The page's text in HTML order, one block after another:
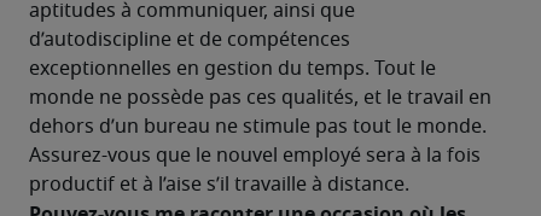
aptitudes à communiquer, ainsi que
d’autodiscipline et de compétences
exceptionnelles en gestion du temps. Tout le
monde ne possède pas ces qualités, et le travail en
dehors d’un bureau ne stimule pas tout le monde.
Assurez-vous que le nouvel employé sera à la fois
productif et à l’aise s’il travaille à distance.